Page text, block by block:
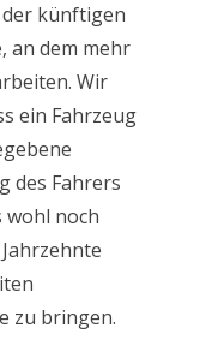
künftigen
an dem mehr
Wir
ein Fahrzeug
des Fahrers
wohl noch
zu bringen.